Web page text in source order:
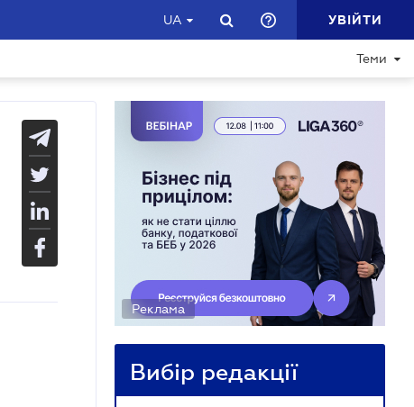
UA УВІЙТИ
Теми
Реклама
Вибір редакції